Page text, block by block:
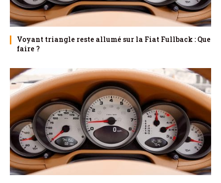
Voyant triangle reste allumé sur la Fiat Fullback : Que
faire ?